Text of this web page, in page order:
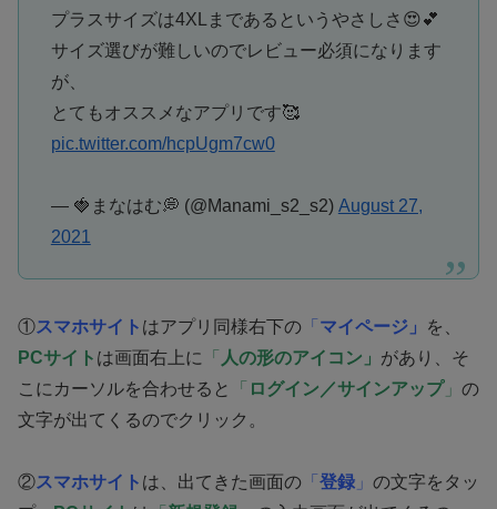
プラスサイズは4XLまであるというやさしさ😍💕
サイズ選びが難しいのでレビュー必須になります
が、
とてもオススメなアプリです🥰
pic.twitter.com/hcpUgm7cw0
— 🍓まなはむ💭 (@Manami_s2_s2) August 27,
2021
①スマホサイト はアプリ同様右下の 「 マイページ」
を、
PCサイト は画面右上に 「 人の形のアイコン」 があり、そ
こにカーソルを合わせると
「 ログイン／サインアップ」 の
文字が出てくるのでクリック。
②スマホサイト は、出てきた画面の 「 登録 」 の文字をタッ